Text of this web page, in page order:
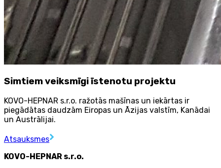
Simtiem veiksmīgi īstenotu projektu
KOVO-HEPNAR s.r.o. ražotās mašīnas un iekārtas ir
piegādātas daudzām Eiropas un Āzijas valstīm, Kanādai
un Austrālijai.
Atsauksmes
KOVO-HEPNAR s.r.o.